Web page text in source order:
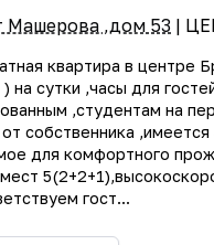
Машерова ,дом 53 |
квартира в центре
на сутки ,часы для
,студентам на
собственника
для комфортного
гост...